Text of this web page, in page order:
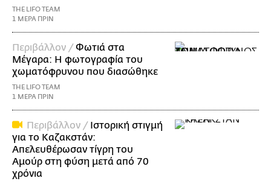
THE LIFO TEAM
1 ΜΕΡΑ ΠΡΙΝ
Περιβάλλον /Φωτιά στα
Μέγαρα: Η φωτογραφία του
χωματόφρυνου που διασώθηκε
THE LIFO TEAM
1 ΜΕΡΑ ΠΡΙΝ
Περιβάλλον / Ιστορική στιγμή
για το Καζακστάν:
Απελευθέρωσαν τίγρη του
Αμούρ στη φύση μετά από 70
χρόνια